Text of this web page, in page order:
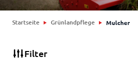
Startseite Grünlandpflege Mulcher
Filter